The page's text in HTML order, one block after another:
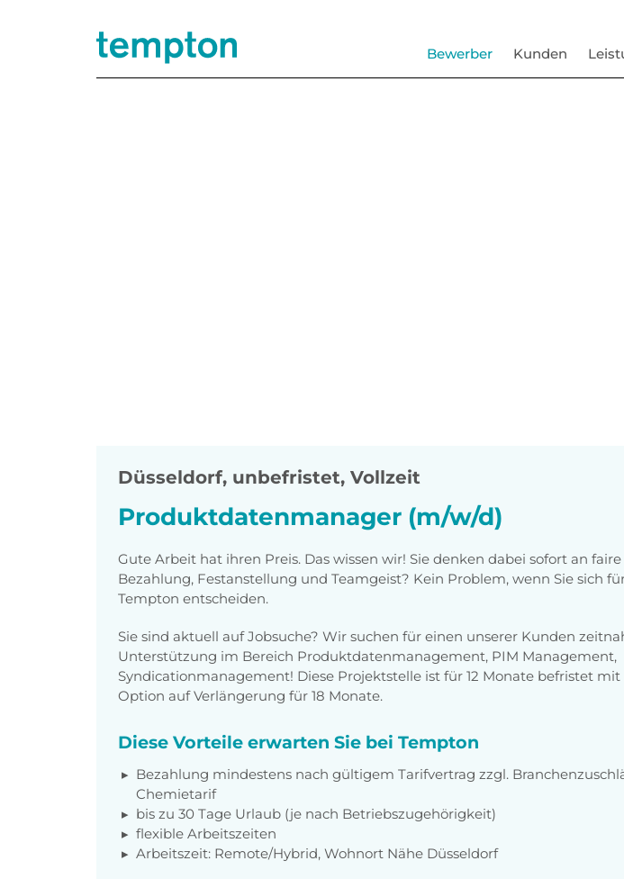
Bewerber Kunden
Düsseldorf, unbefristet, Vollzeit
Produktdatenmanager (m/w/d)
Gute Arbeit hat ihren Preis. Das wissen wir! Sie denken dabei sofort an faire
Bezahlung, Festanstellung und Teamgeist? Kein Problem, wenn Sie sich
Tempton entscheiden.
Sie sind aktuell auf Jobsuche? Wir suchen für einen unserer Kunden
Unterstützung im Bereich Produktdatenmanagement, PIM Management,
Syndicationmanagement! Diese Projektstelle ist für 12 Monate befristet mit
Option auf Verlängerung für 18 Monate.
Diese Vorteile erwarten Sie bei Tempton
Bezahlung mindestens nach gültigem Tarifvertrag zzgl.
Chemietarif
bis zu 30 Tage Urlaub (je nach Betriebszugehörigkeit)
flexible Arbeitszeiten
Arbeitszeit: Remote/Hybrid, Wohnort Nähe Düsseldorf